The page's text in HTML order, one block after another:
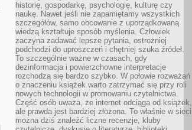
historię, gospodarkę, psychologię, kulturę czy
naukę. Nawet jeśli nie zapamiętamy wszystkich
szczegółów, samo obcowanie z uporządkowaną
wiedzą kształtuje sposób myślenia. Człowiek
zaczyna zadawać lepsze pytania, ostrożniej
podchodzi do uproszczeń i chętniej szuka źródeł.
To szczególnie ważne w czasach, gdy
dezinformacja i powierzchowne interpretacje
rozchodzą się bardzo szybko. W połowie rozważań
o znaczeniu książek warto zatrzymać się przy roli
nowych technologii w promowaniu czytelnictwa.
Część osób uważa, że internet odciąga od książek,
ale prawda jest bardziej złożona. To właśnie w sieci
można dziś znaleźć liczne recenzje, kluby